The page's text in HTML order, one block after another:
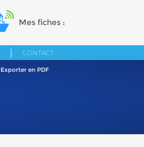
Mes fiches :
CONTACT
Exporter en PDF